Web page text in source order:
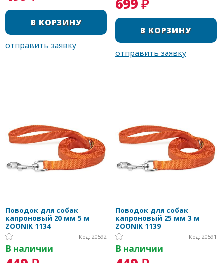
699 ₽
Поводок для собак
капроновый 20 мм 5 м
ZOONIK 1134
Код: 20592
В наличии
Поводок для собак
капроновый 25 мм 3 м
ZOONIK 1139
Код: 20591
В наличии